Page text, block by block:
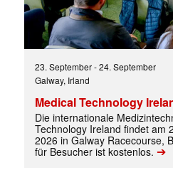
23. September-24. September
Galway, Irland
Medical Technology
Die internationale
Technology Ireland findet am
2026 in Galway Racecourse,
für Besucher ist kostenlos. ➔